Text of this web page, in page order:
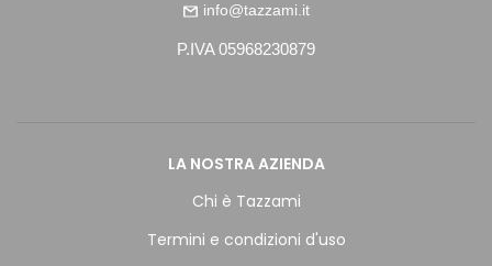
info@tazzami.it
P.IVA 05968230879
LA NOSTRA AZIENDA
Chi è Tazzami
Termini e condizioni d'uso